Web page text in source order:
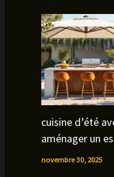
cuisine d’été
aménager un
novembre 30, 2025